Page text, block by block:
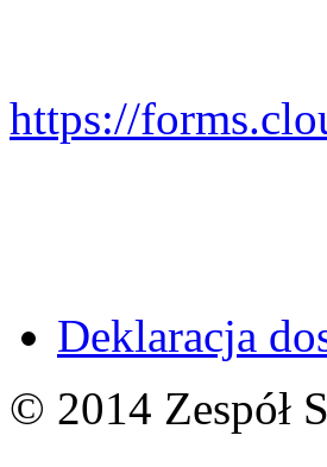
https://
Deklaracja
© 2014 Zespół